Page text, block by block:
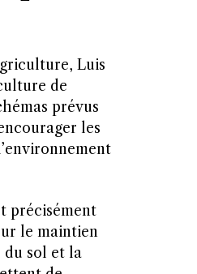
Luis
de
prévus
les
précisément
le maintien
du sol et la